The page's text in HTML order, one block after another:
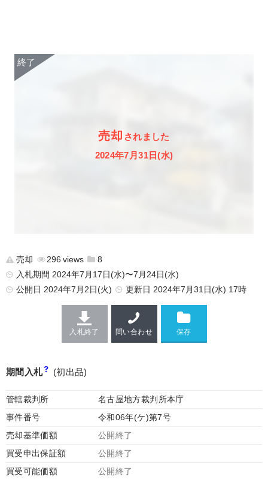
売却 されました
2024年7月31日(水)
売却 296
8
入札期間 2024年7月17日(水)〜7月24日(水)
公開日 2024年7月2日(火) 更新日 2024年7月31日(水) 17時
入札終了 問い合わせ
期間入札 (初出品)
管轄裁判所
名古屋地方裁判所本庁
事件番号
令和06年(ケ)第7号
売却基準価額
公開終了
買受申出保証額
公開終了
買受可能価額
公開終了